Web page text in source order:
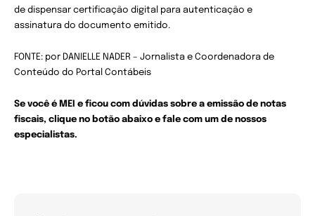
de dispensar certificação digital para autenticação e
assinatura do documento emitido.
FONTE: por DANIELLE NADER – Jornalista e Coordenadora de
Conteúdo do Portal Contábeis
Se você é MEI e ficou com dúvidas sobre a emissão de notas
fiscais, clique no botão abaixo e fale com um de nossos
especialistas.